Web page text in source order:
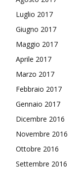
Luglio 2017
Giugno 2017
Maggio 2017
Aprile 2017
Marzo 2017
Febbraio 2017
Gennaio 2017
Dicembre 2016
Novembre 2016
Ottobre 2016
Settembre 2016